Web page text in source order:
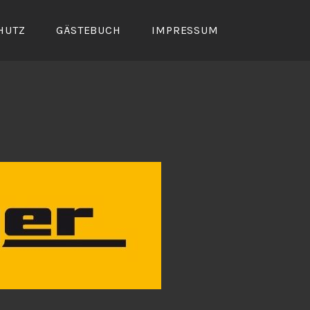
GÄSTEBUCH IMPRESSUM